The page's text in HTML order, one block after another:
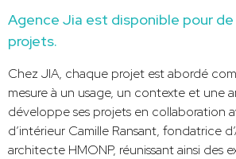
Agence Jia est disponible pour
projets.
Chez JIA, chaque projet est abordé
mesure à un usage, un contexte et une
développe ses projets en collaboration
d’intérieur Camille Ransant, fondatrice
architecte HMONP, réunissant ainsi des